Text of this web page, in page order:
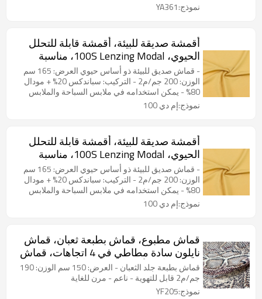
نموذج:YA361
أقمشة صديقة للبيئة، أقمشة قابلة للتحلل
الحيوي، 100S Lenzing Modal، مناسبة
للملابس الرياضية وملابس السباحة
والملابس الداخلية
- قماش صديق للبيئة ذو أساس حيوي العرض: 165 سم
الوزن: 200 جم/م2 - التركيب: سباندكس 20% + مودال
80% - يمكن استخدامه في ملابس السباحة والملابس
الرياضية وملابس اليوجا
نموذج:إم دي 100
أقمشة صديقة للبيئة، أقمشة قابلة للتحلل
الحيوي، 100S Lenzing Modal، مناسبة
للملابس الرياضية وملابس السباحة
والملابس الداخلية
- قماش صديق للبيئة ذو أساس حيوي العرض: 165 سم
الوزن: 200 جم/م2 - التركيب: سباندكس 20% + مودال
80% - يمكن استخدامه في ملابس السباحة والملابس
الرياضية وملابس اليوجا
نموذج:إم دي 100
قماش مطبوع، قماش بطبعة ثعبان، قماش
نايلون سادة مطاطي في 4 اتجاهات، قماش
ناعم متعدد الألوان مطبوع.
قماش بطبعة جلد الثعبان - العرض: 150 سم الوزن: 190
جم/م2 قابل للتهوية - ناعم - مرن للغاية
نموذج:YF205